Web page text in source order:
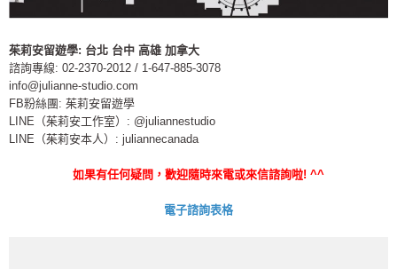
茱莉安留遊學: 台北 台中 高雄 加拿大
諮詢專線: 02-2370-2012 / 1-647-885-3078
info@julianne-studio.com
FB粉絲團: 茱莉安留遊學
LINE（茱莉安工作室）: @juliannestudio
LINE（茱莉安本人）: juliannecanada
如果有任何疑問，歡迎隨時來電或來信諮詢啦! ^^
電子諮詢表格